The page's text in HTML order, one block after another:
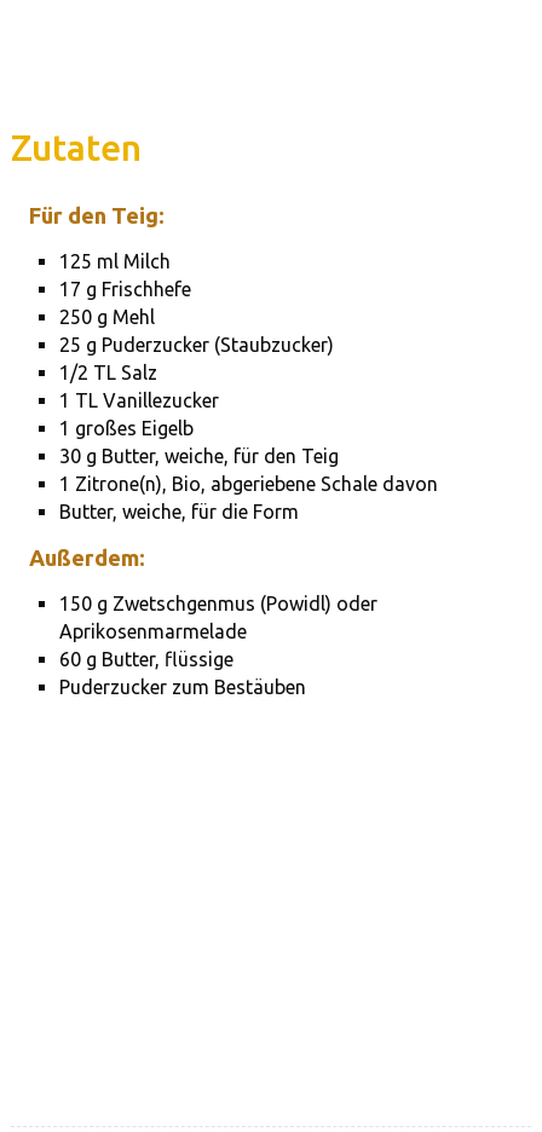
Zutaten
Für den Teig:
125 ml Milch
17 g Frischhefe
250 g Mehl
25 g Puderzucker (Staubzucker)
1/2 TL Salz
1 TL Vanillezucker
1 großes Eigelb
30 g Butter, weiche, für den Teig
1 Zitrone(n), Bio, abgeriebene Schale davon
Butter, weiche, für die Form
Außerdem:
150 g Zwetschgenmus (Powidl) oder
Aprikosenmarmelade
60 g Butter, flüssige
Puderzucker zum Bestäuben